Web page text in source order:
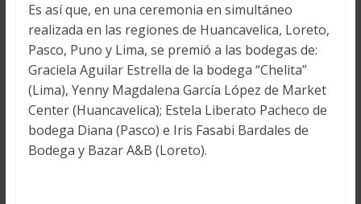
Es así que, en una ceremonia en simultáneo
realizada en las regiones de Huancavelica, Loreto,
Pasco, Puno y Lima, se premió a las bodegas de:
Graciela Aguilar Estrella de la bodega “Chelita”
(Lima), Yenny Magdalena García López de Market
Center (Huancavelica); Estela Liberato Pacheco de
bodega Diana (Pasco) e Iris Fasabi Bardales de
Bodega y Bazar A&B (Loreto).